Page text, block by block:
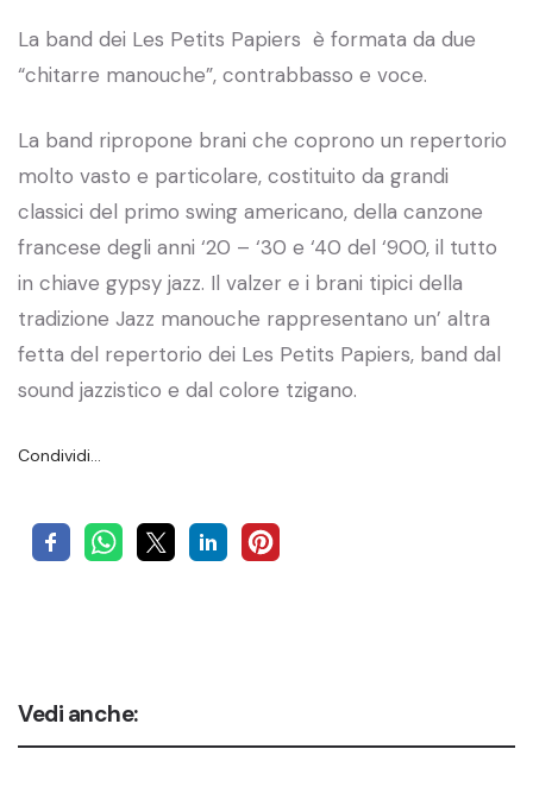
La band dei Les Petits Papiers è formata da due
“chitarre manouche”, contrabbasso e voce.
La band ripropone brani che coprono un repertorio
molto vasto e particolare, costituito da grandi
classici del primo swing americano, della canzone
francese degli anni ‘20 – ‘30 e ‘40 del ‘900, il tutto
in chiave gypsy jazz. Il valzer e i brani tipici della
tradizione Jazz manouche rappresentano un’ altra
fetta del repertorio dei Les Petits Papiers, band dal
sound jazzistico e dal colore tzigano.
Condividi…
Vedi anche: